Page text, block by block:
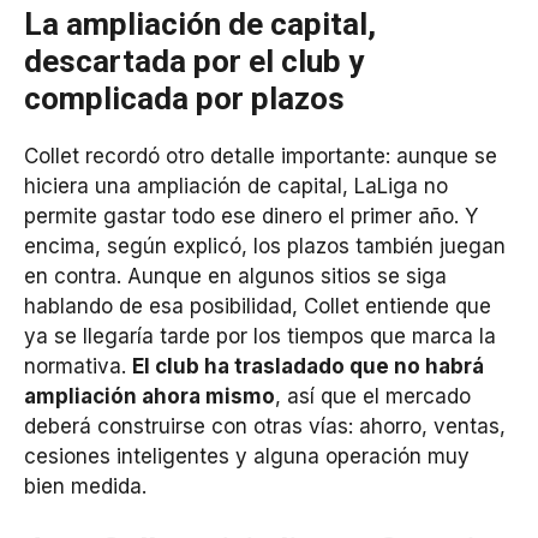
La ampliación de capital,
descartada por el club y
complicada por plazos
Collet recordó otro detalle importante: aunque se
hiciera una ampliación de capital, LaLiga no
permite gastar todo ese dinero el primer año. Y
encima, según explicó, los plazos también juegan
en contra. Aunque en algunos sitios se siga
hablando de esa posibilidad, Collet entiende que
ya se llegaría tarde por los tiempos que marca la
normativa. El club ha trasladado que no habrá
ampliación ahora mismo, así que el mercado
deberá construirse con otras vías: ahorro, ventas,
cesiones inteligentes y alguna operación muy
bien medida.